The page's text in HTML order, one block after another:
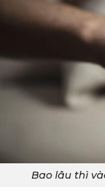
Bao lâu thì